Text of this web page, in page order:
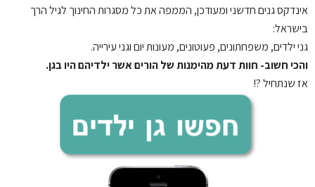
אינדקס גנים חדשני ומעודכן, הממפה את כל מסגרות החינוך לגיל הרך
בישראל:
גני ילדים, משפחתונים, פעוטונים, מעונות יום וגני עירייה.
והכי חשוב- חוות דעת מהימנות של הורים אשר ילדיהם היו בגן.
אז שנתחיל ?!